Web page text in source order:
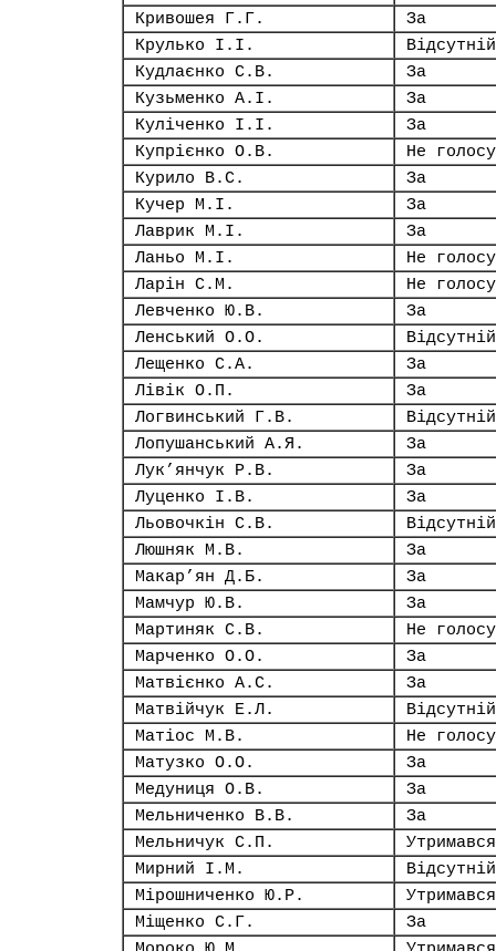
Кривошея Г.Г.
За
Крулько І.І.
Відсутній
Кудлаєнко С.В.
За
Кузьменко А.І.
За
Куліченко І.І.
За
Купрієнко О.В.
Не
Курило В.С.
За
Кучер М.І.
За
Лаврик М.І.
За
Ланьо М.І.
Не
Ларін С.М.
Не
Левченко Ю.В.
За
Ленський О.О.
Відсутній
Лещенко С.А.
За
Лівік О.П.
За
Логвинський Г.В.
Відсутній
Лопушанський А.Я.
За
Лук’янчук Р.В.
За
Луценко І.В.
За
Льовочкін С.В.
Відсутній
Люшняк М.В.
За
Макар’ян Д.Б.
За
Мамчур Ю.В.
За
Мартиняк С.В.
Не
Марченко О.О.
За
Матвієнко А.С.
За
Матвійчук Е.Л.
Відсутній
Матіос М.В.
Не
Матузко О.О.
За
Медуниця О.В.
За
Мельниченко В.В.
За
Мельничук С.П.
Утримався
Мирний І.М.
Відсутній
Мірошниченко Ю.Р.
Утримався
Міщенко С.Г.
За